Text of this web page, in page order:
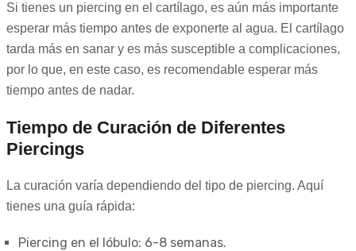
Si tienes un piercing en el cartílago, es aún más importante
esperar más tiempo antes de exponerte al agua. El cartílago
tarda más en sanar y es más susceptible a complicaciones,
por lo que, en este caso, es recomendable esperar más
tiempo antes de nadar.
Tiempo de Curación de Diferentes
Piercings
La curación varía dependiendo del tipo de piercing. Aquí
tienes una guía rápida:
Piercing en el lóbulo: 6-8 semanas.